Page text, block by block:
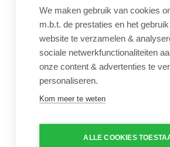
ICO ORP Gold
(GEEL)
€ 120,00
Vervangsonde voor
Aantal
- +
We maken gebruik van cookies
m.b.t. de prestaties en het
website te verzamelen &
sociale netwerkfunctionaliteiten
onze content & advertenties te
personaliseren.
Kom meer te weten
ALLE COOKIES